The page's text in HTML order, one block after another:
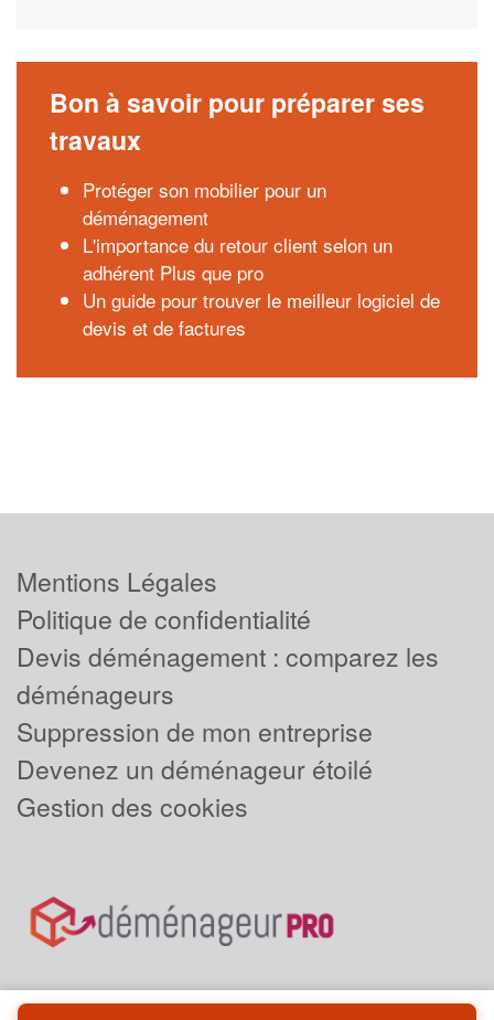
Bon à savoir pour préparer ses
travaux
Protéger son mobilier pour un
déménagement
L'importance du retour client selon un
adhérent Plus que pro
Un guide pour trouver le meilleur logiciel de
devis et de factures
Mentions Légales
Politique de confidentialité
Devis déménagement : comparez les
déménageurs
Suppression de mon entreprise
Devenez un déménageur étoilé
Gestion des cookies